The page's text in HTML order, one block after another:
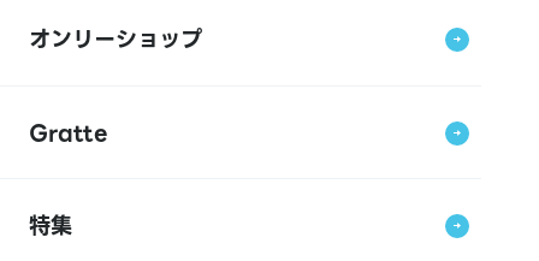
オンリーショップ
Gratte
特集